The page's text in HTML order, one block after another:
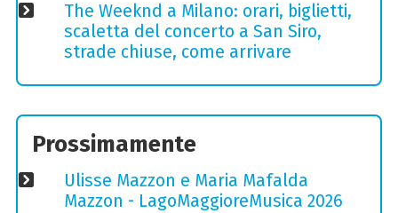
The Weeknd a Milano: orari, biglietti,
scaletta del concerto a San Siro,
strade chiuse, come arrivare
Prossimamente
Ulisse Mazzon e Maria Mafalda
Mazzon - LagoMaggioreMusica 2026